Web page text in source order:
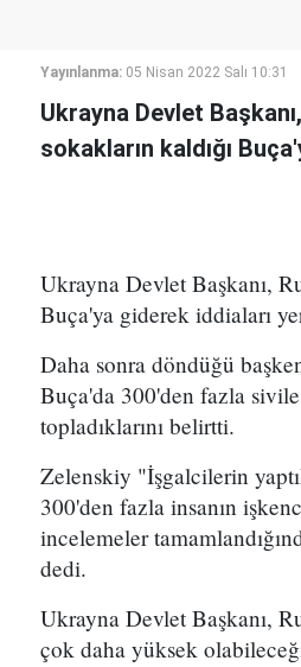
Yayınlanma: 05 Nisan 2022 Salı 10:31
Ukrayna Devlet
sokakların kaldığı
Ukrayna Devlet Başkanı,
Buça'ya giderek iddiaları
Daha sonra döndüğü
Buça'da 300'den fazla
topladıklarını belirtti.
Zelenskiy "İşgalcilerin
300'den fazla insanın
incelemeler
dedi.
Ukrayna Devlet Başkanı,
çok daha yüksek